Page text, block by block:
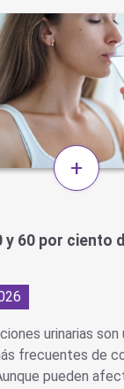
+
y 60 por ciento
urinarias son
frecuentes de
pueden